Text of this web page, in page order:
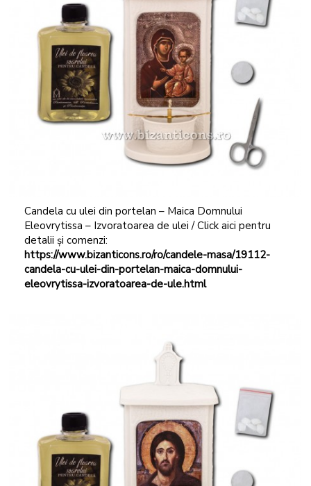
Candela cu ulei din portelan – Maica Domnului
Eleovrytissa – Izvoratoarea de ulei / Click aici pentru
detalii și comenzi:
https://www.bizanticons.ro/ro/candele-masa/19112-
candela-cu-ulei-din-portelan-maica-domnului-
eleovrytissa-izvoratoarea-de-ule.html